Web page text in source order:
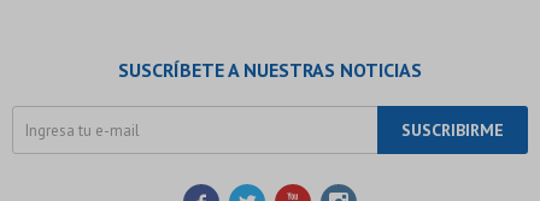
SUSCRÍBETE A NUESTRAS NOTICIAS
SUSCRIBIRME